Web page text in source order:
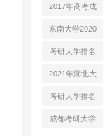
威的排名
2017年高考成
绩怎么查
东南大学2020
年考研复试名
考研大学排名
2021年湖北大
学排名
考研大学排名
全国
成都考研大学